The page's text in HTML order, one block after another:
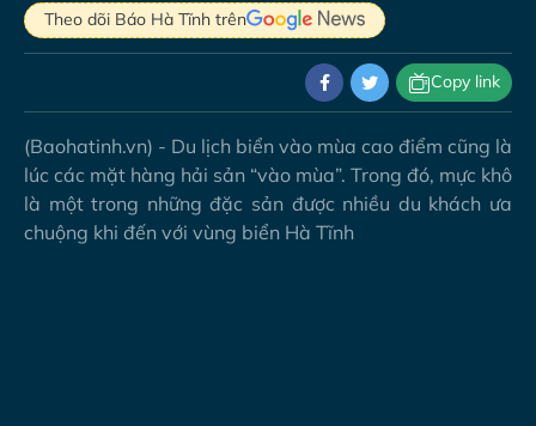
Theo dõi Báo Hà Tĩnh trên
Copy link
(Baohatinh.vn) - Du lịch biển vào mùa cao điểm cũng là
lúc các mặt hàng hải sản “vào mùa”. Trong đó, mực khô
là một trong những đặc sản được nhiều du khách ưa
chuộng khi đến với vùng biển Hà Tĩnh